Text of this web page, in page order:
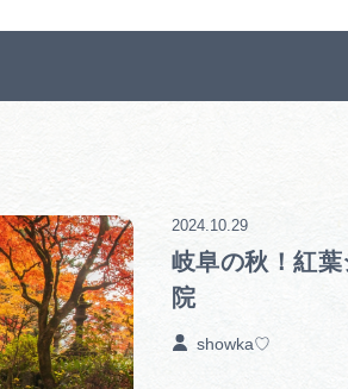
岐阜の秋！紅
院
2024.10.29
showka♡